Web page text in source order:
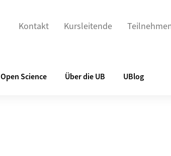
Kontakt Kursleitende
Open Science Über die UB UBlog